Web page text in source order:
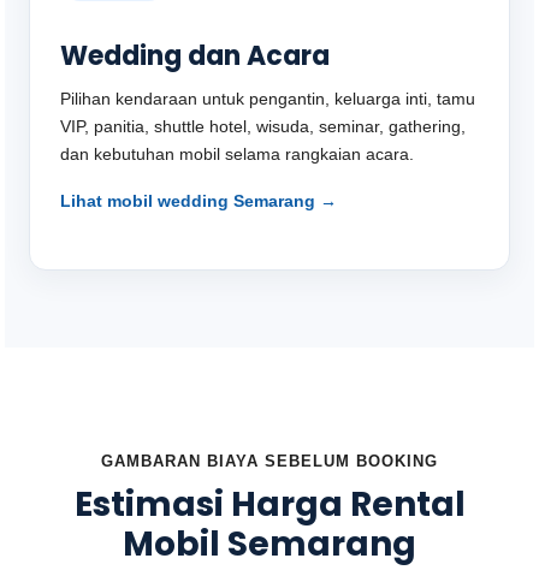
Wedding dan Acara
Pilihan kendaraan untuk pengantin, keluarga inti, tamu
VIP, panitia, shuttle hotel, wisuda, seminar, gathering,
dan kebutuhan mobil selama rangkaian acara.
Lihat mobil wedding Semarang →
GAMBARAN BIAYA SEBELUM BOOKING
Estimasi Harga Rental
Mobil Semarang